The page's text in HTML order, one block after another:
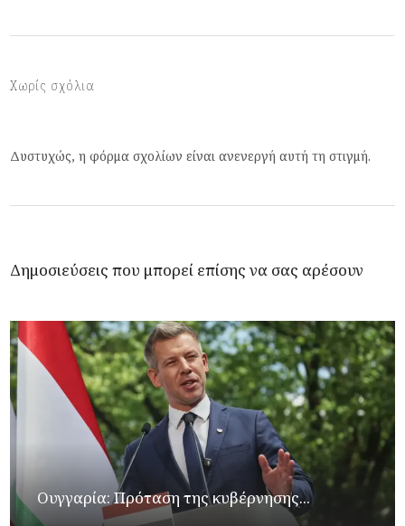
Χωρίς σχόλια
Δυστυχώς, η φόρμα σχολίων είναι ανενεργή αυτή τη στιγμή.
Δημοσιεύσεις που μπορεί επίσης να σας αρέσουν
Ουγγαρία: Πρόταση της κυβέρνησης...